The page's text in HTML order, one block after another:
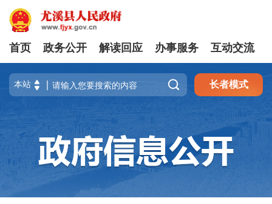
首页 政务公开 解读回应 办事服务 互动交流
 长者模式